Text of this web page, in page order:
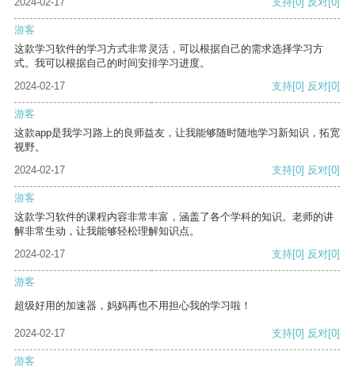
游客
这款学习软件的学习方式非常灵活，可以根据自己的需求选择学习方
式。我可以根据自己的时间安排学习进度。
2024-02-17
支持[0] 反对[0]
游客
这款app是我学习路上的良师益友，让我能够随时随地学习新知识，拓宽
视野。
2024-02-17
支持[0] 反对[0]
游客
这款学习软件的课程内容非常丰富，涵盖了各个学科的知识。老师的讲
解非常生动，让我能够轻松理解知识点。
2024-02-17
支持[0] 反对[0]
游客
超级好用的加速器，妈妈再也不用担心我的学习啦！
2024-02-17 支持[0] 反对[0]
游客